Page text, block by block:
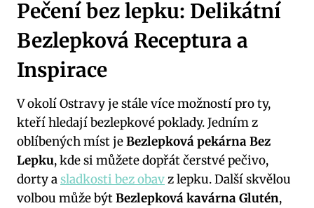
Pečení bez lepku: Delikátní
Bezlepková Receptura a
Inspirace
V okolí Ostravy je stále více možností ‌pro ty,‍
kteří hledají bezlepkové poklady. Jedním z ​
oblíbených míst ⁣jeBezlepková⁢ pekárna Bez
Lepku, kde si můžete dopřát​ čerstvé pečivo,
dorty a ‍sladkosti bez obav⁢z lepku. Další skvělou
⁣volbou může⁤ býtBezlepková kavárna Glutén,